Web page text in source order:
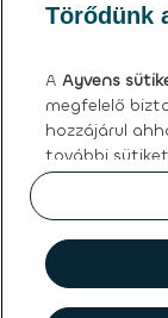
Általános
Ayvens |
Sütik Globális
feltételek
Törődünk
AAyvens
megfelelő
hozzájárul
további
használjanak
hirdetések
belül és kívül.